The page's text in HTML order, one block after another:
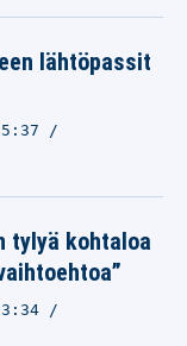
lähtöpassit
tylyä kohtaloa